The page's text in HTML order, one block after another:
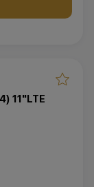
11"LTE